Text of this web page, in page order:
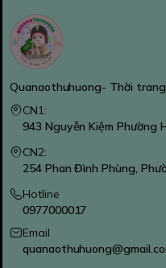
Quanaothuhuong- Thời
CN1:
943 Nguyễn Kiệm Phường
CN2:
254 Phan Đình Phùng,
Hotline
0977000017
Email